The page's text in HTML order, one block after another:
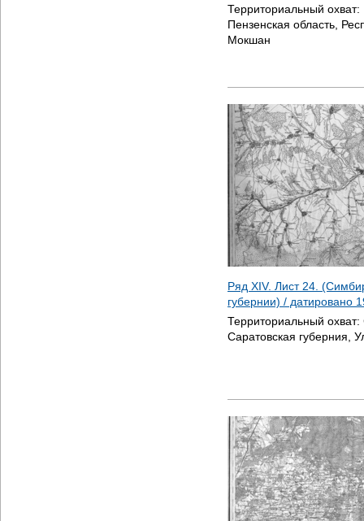
Территориальный охват:
Пензенская область,
Мокшан
Ряд XIV. Лист 24.
губернии) / датировано
Территориальный охват:
Саратовская губерния,